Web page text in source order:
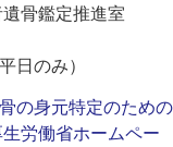
骨鑑定推進室
日のみ）
の身元特定のための
労働省ホームペー